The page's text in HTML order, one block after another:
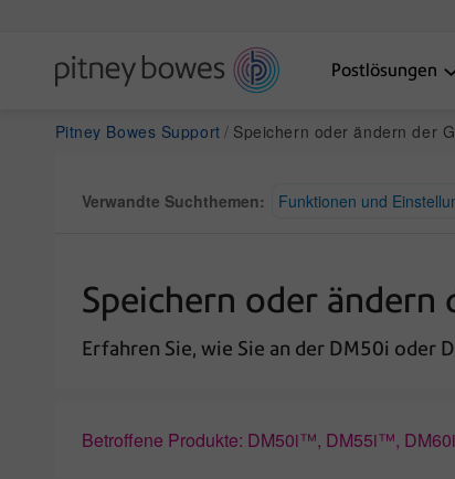
Postlösungen
Pitney Bowes Support Speichern oder ändern der
Verwandte Suchthemen: Funktionen und
Speichern oder ändern
Erfahren Sie, wie Sie an der DM50i oder
Betroffene Produkte: DM50i™, DM55i™,